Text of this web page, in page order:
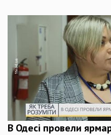
В Одесі провели